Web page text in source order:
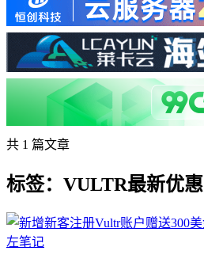
共 1 篇文章
标签：VULTR最新优惠